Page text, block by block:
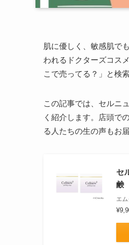
肌に優しく、敏感肌で
われるドクターズコス
こで売ってる？」と検
この記事では、セルニ
く紹介します。店頭で
る人たちの生の声もお
セ
鹸
エ